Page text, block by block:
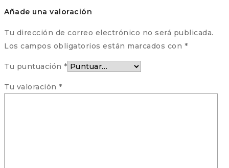
Añade una valoración
Tu dirección de correo electrónico no será publicada.
Los campos obligatorios están marcados con *
Tu puntuación *
Tu valoración *